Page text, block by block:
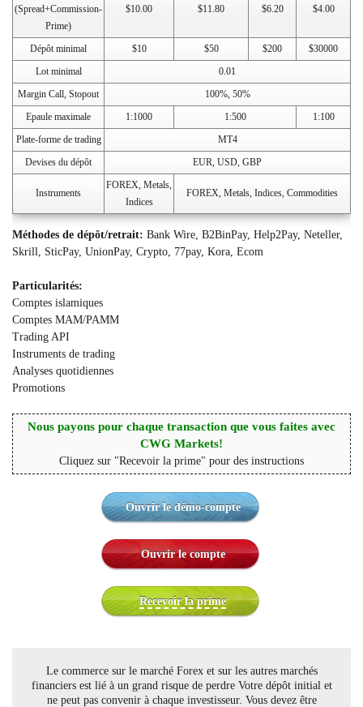
(Spread+Commission-
Prime)
$10.00 $11.80 $6.20 $4.00
Dépôt minimal $10 $50 $200
$30000
Lot minimal
0.01
Margin Call, Stopout
100%, 50%
Epaule maximale
1:1000 1:500
1:100
Plate-forme de trading
MT4
Devises du dépôt
EUR, USD, GBP
Instruments
FOREX, Metals,
Indices
FOREX, Metals, Indices, Commodities
Méthodes de dépôt/retrait: Bank Wire, B2BinPay, Help2Pay, Neteller,
Skrill, SticPay, UnionPay, Crypto, 77pay, Kora, Ecom
Particularités:
Comptes islamiques
Comptes MAM/PAMM
Trading API
Instruments de trading
Analyses quotidiennes
Promotions
Nous payons pour chaque transaction que vous faites avec
CWG Markets!
Cliquez sur "Recevoir la prime" pour des instructions
Ouvrir le démo-compte
Ouvrir le compte
Recevoir la prime
Le commerce sur le marché Forex et sur les autres marchés
financiers est lié à un grand risque de perdre Votre dépôt initial et
ne peut pas convenir à chaque investisseur. Vous devez être